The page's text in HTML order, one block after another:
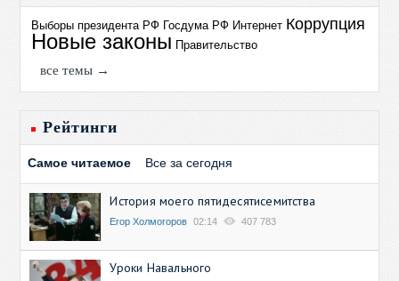
Выборы президента РФ Госдума РФ Интернет Коррупция
Новые законы Правительство
все темы →
Рейтинги
Самое читаемое Все за сегодня
История моего пятидесятисемитства
Егор Холмогоров 02:14 407 783
Уроки Навального